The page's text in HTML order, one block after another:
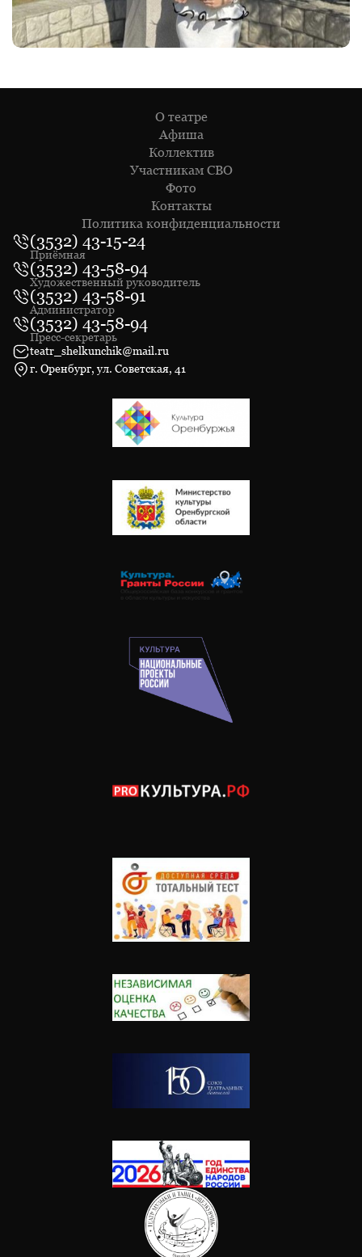
О театре
Афиша
Коллектив
Участникам СВО
Фото
Контакты
Политика конфиденциальности
(3532) 43-15-24
Приёмная
(3532) 43-58-94
Художественный руководитель
(3532) 43-58-91
Администратор
(3532) 43-58-94
Пресс-секретарь
teatr_shelkunchik@mail.ru
г. Оренбург, ул. Советская, 41